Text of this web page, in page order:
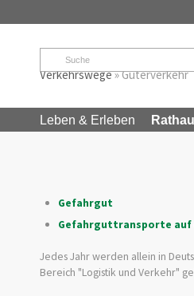
Startseite
Verkehrswege»Güterverkehr
Leben & Erleben
Gefahrgut
Gefahrguttransporte auf
Jedes Jahr werden allein in
Bereich "Logistik und Verkehr"